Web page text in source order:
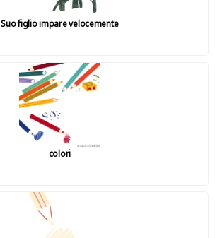
Suo figlio impare velocemente
colori